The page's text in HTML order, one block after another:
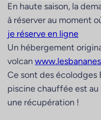
En haute saison, la
à réserver au moment
je réserve en ligne
Un hébergement
volcan
Ce sont des écolodges
piscine chauffée est
une récupération !